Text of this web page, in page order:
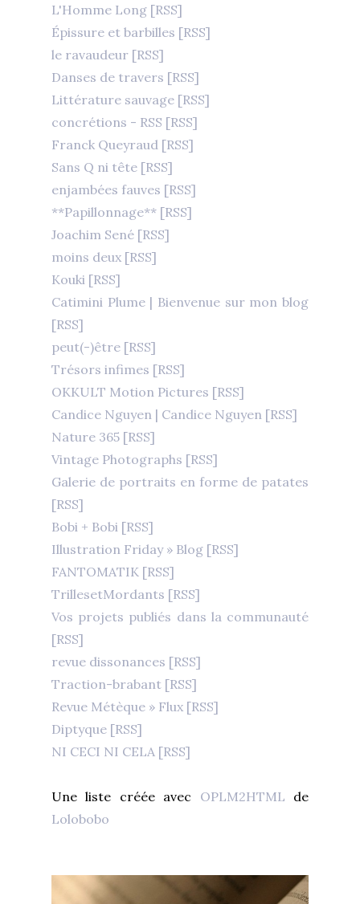
L'Homme Long [RSS]
Épissure et barbilles [RSS]
le ravaudeur [RSS]
Danses de travers [RSS]
Littérature sauvage [RSS]
concrétions - RSS [RSS]
Franck Queyraud [RSS]
Sans Q ni tête [RSS]
enjambées fauves [RSS]
**Papillonnage** [RSS]
Joachim Sené [RSS]
moins deux [RSS]
Kouki [RSS]
Catimini Plume | Bienvenue sur mon blog
[RSS]
peut(-)être [RSS]
Trésors infimes [RSS]
OKKULT Motion Pictures [RSS]
Candice Nguyen | Candice Nguyen [RSS]
Nature 365 [RSS]
Vintage Photographs [RSS]
Galerie de portraits en forme de patates
[RSS]
Bobi + Bobi [RSS]
Illustration Friday » Blog [RSS]
FANTOMATIK [RSS]
TrillesetMordants [RSS]
Vos projets publiés dans la communauté
[RSS]
revue dissonances [RSS]
Traction-brabant [RSS]
Revue Métèque » Flux [RSS]
Diptyque [RSS]
NI CECI NI CELA [RSS]
Une liste créée avec OPLM2HTML de
Lolobobo